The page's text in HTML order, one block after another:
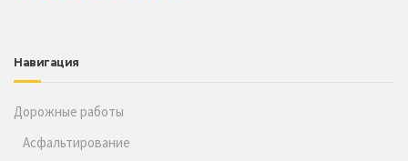
Навигация
Дорожные работы
Асфальтирование